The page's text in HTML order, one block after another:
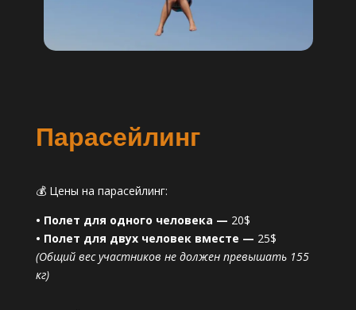
Парасейлинг
💰 Цены на парасейлинг:
• Полет для одного человека — 20$
• Полет для двух человек вместе — 25$
(Общий вес участников не должен превышать 155
кг)